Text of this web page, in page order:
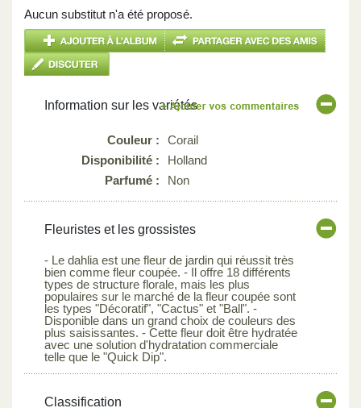
Aucun substitut n'a été proposé.
Information sur les variétés
Couleur :
Corail
Disponibilité :
Holland
Parfumé :
Non
Fleuristes et les grossistes
- Le dahlia est une fleur de jardin qui réussit très
bien comme fleur coupée. - Il offre 18 différents
types de structure florale, mais les plus
populaires sur le marché de la fleur coupée sont
les types "Décoratif", "Cactus" et "Ball". -
Disponible dans un grand choix de couleurs des
plus saisissantes. - Cette fleur doit être hydratée
avec une solution d'hydratation commerciale
telle que le "Quick Dip".
Classification